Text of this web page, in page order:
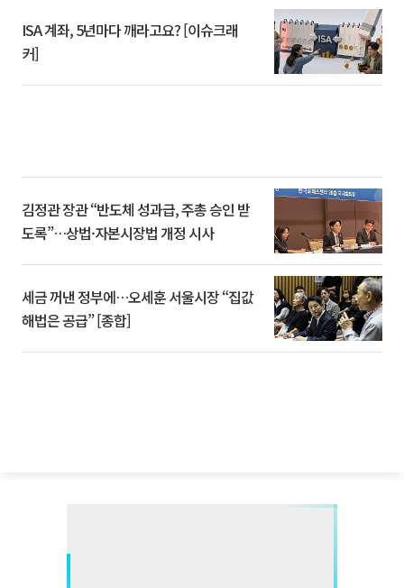
ISA 계좌, 5년마다 깨라고요? [이슈크래
커]
김정관 장관 “반도체 성과급, 주총 승인 받
도록”…상법·자본시장법 개정 시사
세금 꺼낸 정부에…오세훈 서울시장 “집값
해법은 공급” [종합]